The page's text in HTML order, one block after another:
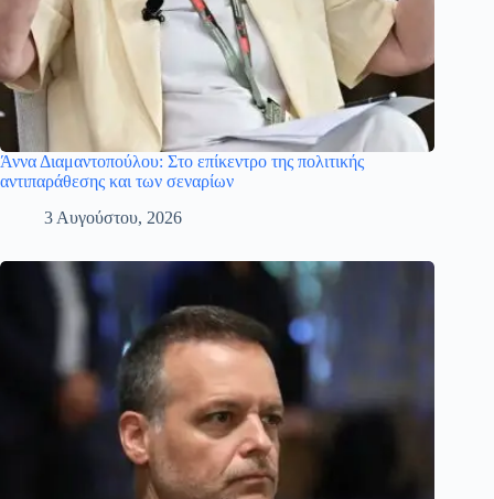
Άννα Διαμαντοπούλου: Στο επίκεντρο της πολιτικής
αντιπαράθεσης και των σεναρίων
3 Αυγούστου, 2026